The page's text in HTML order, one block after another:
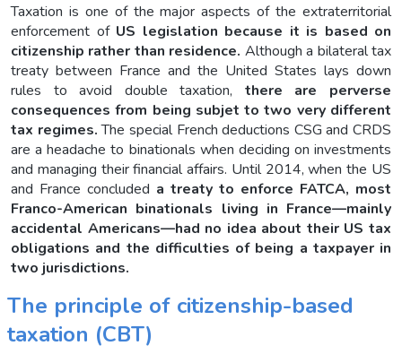
Taxation is one of the major aspects of the extraterritorial
enforcement of US legislation because it is based on
citizenship rather than residence. Although a bilateral tax
treaty between France and the United States lays down
rules to avoid double taxation, there are perverse
consequences from being subjet to two very different
tax regimes.The special French deductions CSG and CRDS
are a headache to binationals when deciding on investments
and managing their financial affairs. Until 2014, when the US
and France concluded a treaty to enforce FATCA, most
Franco-American binationals living in France—mainly
accidental Americans—had no idea about their US tax
obligations and the difficulties of being a taxpayer in
two jurisdictions.
The principle of citizenship-based
taxation (CBT)